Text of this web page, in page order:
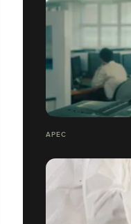
APEC